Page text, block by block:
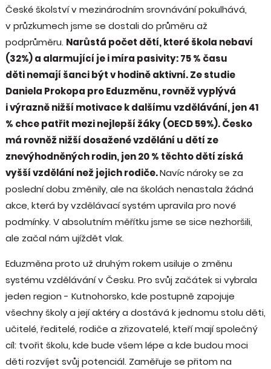
České školství v mezinárodním srovnávání pokulhává,
v průzkumech jsme se dostali do průměru až
podprůměru. Narůstá počet dětí, které škola nebaví
(32%) a alarmující je i míra pasivity: 75 % času
děti nemají šanci být v hodině aktivní. Ze studie
Daniela Prokopa pro Eduzměnu, rovněž vyplývá
i výrazně nižší motivace k dalšímu vzdělávání, jen 41
% chce patřit mezi nejlepší žáky (OECD 59%). Česko
má rovněž nižší dosažené vzdělání u dětí ze
znevýhodněných rodin, jen 20 % těchto dětí získá
vyšší vzdělání než jejich rodiče.Navíc nároky se za
poslední dobu změnily, ale na školách nenastala žádná
akce, která by vzdělávací systém upravila pro nové
podmínky. V absolutním měřítku jsme se sice nezhoršili,
ale začal nám ujíždět vlak.
Eduzměna proto už druhým rokem usiluje o změnu
systému vzdělávání v Česku. Pro svůj začátek si vybrala
jeden region - Kutnohorsko, kde postupně zapojuje
všechny školy a její aktéry a dostává k jednomu stolu děti,
učitelé, ředitelé, rodiče a zřizovatelé, kteří mají společný
cíl: tvořit školu, kde bude všem lépe a kde budou moci
děti rozvíjet svůj potenciál. Zaměřuje se přitom na